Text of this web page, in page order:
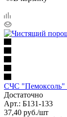
СЧС "Пемоксоль"
Достаточно
Арт.: Б131-133
37,40 руб./шт